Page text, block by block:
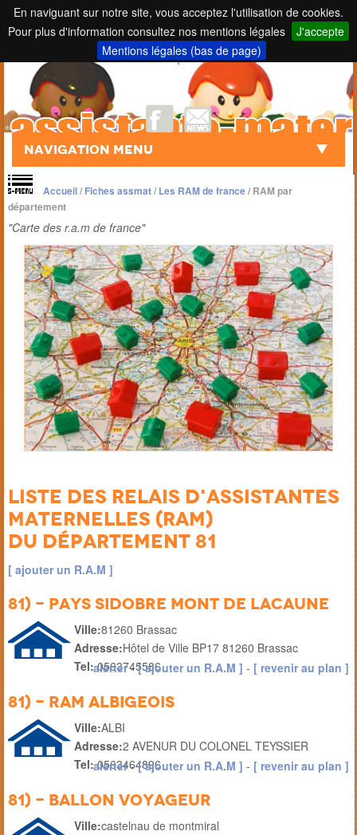
En naviguant sur notre site, vous acceptez l'utilisation de cookies.
Pour plus d'information consultez nos mentions légales
J'accepte
Mentions légales (bas de page)
Touch to Search
;
Navigation Menu
Accueil/Fiches assmat/Les RAM de france/RAM par
département
"Carte des r.a.m de france"
Liste des Relais d'Assistantes
Maternelles (RAM)
du département 81
[ ajouter un R.A.M ]
81) - Pays Sidobre Mont de Lacaune
Ville:81260 Brassac
Adresse:Hôtel de Ville BP17 81260 Brassac
Tel:0563745586
alerter-[ ajouter un R.A.M ] - [ revenir au plan ]
81) - RAM ALBIGEOIS
Ville:ALBI
Adresse:2 AVENUR DU COLONEL TEYSSIER
Tel:0563464896
alerter-[ ajouter un R.A.M ] - [ revenir au plan ]
81) - ballon voyageur
Ville:castelnau de montmiral